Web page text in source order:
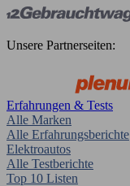
Unsere Partnerseiten:
Erfahrungen & Tests
Alle Marken
Alle Erfahrungsberichte
Elektroautos
Alle Testberichte
Top 10 Listen